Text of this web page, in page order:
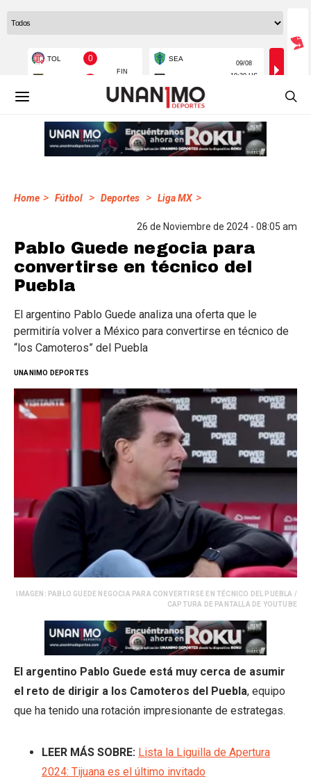
Home > Fútbol > Deportes > Liga MX >
26 de Noviembre de 2024 - 08:05 am
Pablo Guede negocia para
convertirse en técnico del
Puebla
El argentino Pablo Guede analiza una oferta que le
permitiría volver a México para convertirse en técnico de
“los Camoteros” del Puebla
UNANIMO DEPORTES
IMAGEN: PABLO GUEDE NEGOCIA PARA CONVERTIRSE EN TÉCNICO DEL PUEBLA /
CAPTURA DE PANTALLA DE YOUTUBE
El argentino Pablo Guede está muy cerca de asumir
el reto de dirigir a los Camoteros del Puebla, equipo
que ha tenido una rotación impresionante de estrategas.
LEER MÁS SOBRE: Lista la Liguilla de Apertura
2024: Tijuana es el último invitado